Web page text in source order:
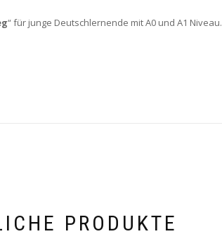
“ für junge Deutschlernende mit A0 und A1 Niveau.
PRODUKTE